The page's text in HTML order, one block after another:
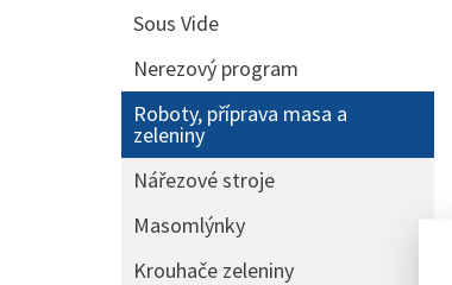
Sous Vide
Nerezový program
Roboty, příprava masa a
zeleniny
Nářezové stroje
Masomlýnky
Krouhače zeleniny